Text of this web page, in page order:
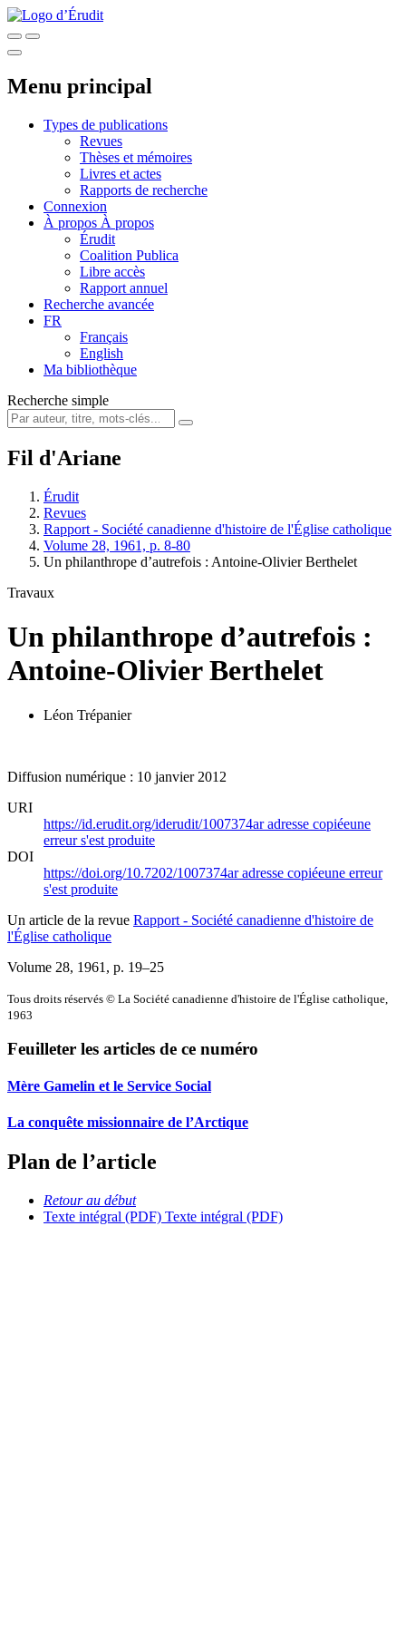
Menu principal
Types de publications
Revues
Thèses et mémoires
Livres et actes
Rapports de recherche
Connexion
À propos À propos
Érudit
Coalition Publica
Libre accès
Rapport annuel
Recherche avancée
FR
Français
English
Ma bibliothèque
Recherche simple
Fil d'Ariane
Érudit
Revues
Rapport - Société canadienne d'histoire de l'Église catholique
Volume 28, 1961, p. 8-80
Un philanthrope d’autrefois : Antoine-Olivier Berthelet
Travaux
Un philanthrope d’autrefois :
Antoine-Olivier Berthelet
Léon Trépanier
Diffusion numérique : 10 janvier 2012
URI
https://id.erudit.org/iderudit/1007374aradresse copiéeune
erreur s'est produite
DOI
https://doi.org/10.7202/1007374aradresse copiéeune erreur
s'est produite
Un article de la revue Rapport - Société canadienne d'histoire de
l'Église catholique
Volume 28, 1961 , p. 19–25
Tous droits réservés © La Société canadienne d'histoire de l'Église catholique,
1963
Feuilleter les articles de ce numéro
Mère Gamelin et le Service Social
La conquête missionnaire de l’Arctique
Plan de l’article
Retour au début
Texte intégral (PDF) Texte intégral (PDF)